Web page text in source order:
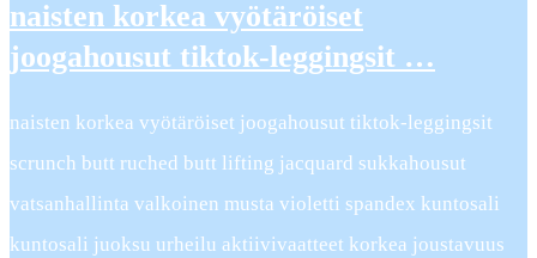
naisten korkea vyötäröiset
joogahousut tiktok-leggingsit …
naisten korkea vyötäröiset joogahousut tiktok-leggingsit
scrunch butt ruched butt lifting jacquard sukkahousut
vatsanhallinta valkoinen musta violetti spandex kuntosali
kuntosali juoksu urheilu aktiivivaatteet korkea joustavuus